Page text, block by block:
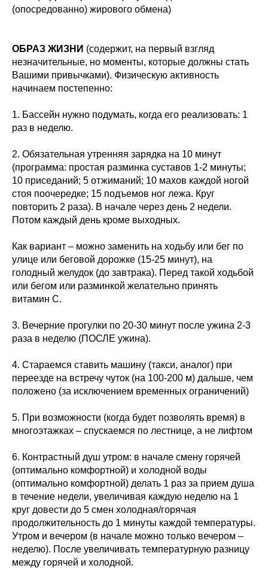
(опосредованно) жирового обмена)
ОБРАЗ ЖИЗНИ (содержит, на первый взгляд
незначительные, но моменты, которые должны стать
Вашими привычками). Физическую активность
начинаем постепенно:
1. Бассейн нужно подумать, когда его реализовать: 1
раз в неделю.
2. Обязательная утренняя зарядка на 10 минут
(программа: простая разминка суставов 1-2 минуты;
10 приседаний; 5 отжиманий; 10 махов каждой ногой
стоя поочередке; 15 подъемов ног лежа. Круг
повторить 2 раза). В начале через день 2 недели.
Потом каждый день кроме выходных.
Как вариант – можно заменить на ходьбу или бег по
улице или беговой дорожке (15-25 минут), на
голодный желудок (до завтрака). Перед такой ходьбой
или бегом или разминкой желательно принять
витамин С.
3. Вечерние прогулки по 20-30 минут после ужина 2-3
раза в неделю (ПОСЛЕ ужина).
4. Стараемся ставить машину (такси, аналог) при
переезде на встречу чуток (на 100-200 м) дальше, чем
положено (за исключением временных ограничений)
5. При возможности (когда будет позволять время) в
многоэтажках – спускаемся по лестнице, а не лифтом
6. Контрастный душ утром: в начале смену горячей
(оптимально комфортной) и холодной воды
(оптимально комфортной) делать 1 раз за прием душа
в течение недели, увеличивая каждую неделю на 1
круг довести до 5 смен холодная/горячая
продолжительность до 1 минуты каждой температуры.
Утром и вечером (в начале можно только вечером –
неделю). После увеличивать температурную разницу
между горячей и холодной.